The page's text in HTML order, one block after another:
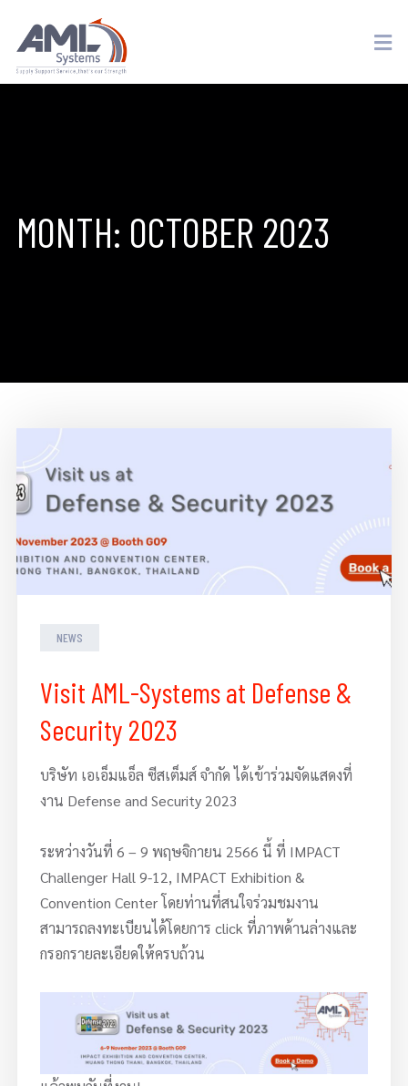
MONTH: OCTOBER 2023
NEWS
Visit AML-Systems at Defense &
Security 2023
บริษัท เอเอ็มแอ็ล ซีสเต็มส์ จำกัด ได้เข้าร่วมจัดแสดงที่
งาน Defense and Security 2023
ระหว่างวันที่ 6 – 9 พฤษจิกายน 2566 นี้ ที่ IMPACT
Challenger Hall 9-12, IMPACT Exhibition &
Convention Center โดยท่านที่สนใจร่วมชมงาน
สามารถลงทะเบียนได้โดยการ click ที่ภาพด้านล่างและ
กรอกรายละเอียดให้ครบถ้วน